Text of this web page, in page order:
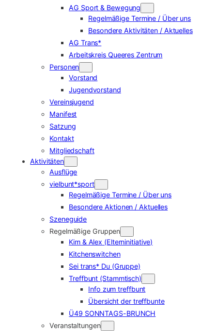
AG Sport & Bewegung
Regelmäßige Termine / Über uns
Besondere Aktivitäten / Aktuelles
AG Trans*
Arbeitskreis Queeres Zentrum
Personen
Vorstand
Jugendvorstand
Vereinsjugend
Manifest
Satzung
Kontakt
Mitgliedschaft
Aktivitäten
Ausflüge
vielbunt*sport
Regelmäßige Termine / Über uns
Besondere Aktionen / Aktuelles
Szeneguide
Regelmäßige Gruppen
Kim & Alex (Elterninitiative)
Kitchenswitchen
Sei trans* Du (Gruppe)
Treffbunt (Stammtisch)
Info zum treffbunt
Übersicht der treffbunte
Ü49 SONNTAGS-BRUNCH
Veranstaltungen